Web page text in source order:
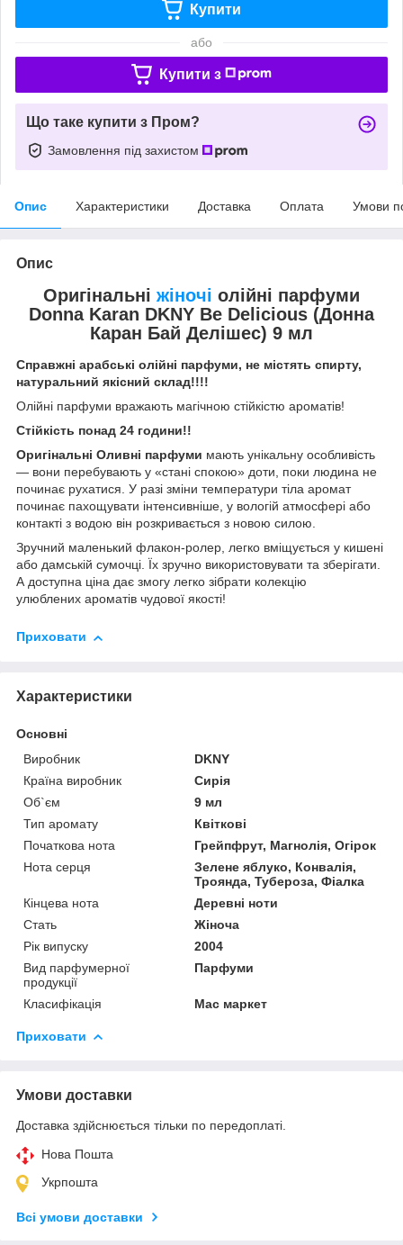
Купити
або
Купити з
Що таке купити з Пром?
Замовлення під захистом
Опис Характеристики Доставка Оплата Умови
Опис
Оригінальні жіночі олійні парфуми
Donna Karan DKNY Be Delicious (Донна
Каран Бай Делішес) 9 мл
Справжні арабські олійні парфуми, не містять спирту,
натуральний якісний склад!!!!
Олійні парфуми вражають магічною стійкістю ароматів!
Стійкість понад 24 години!!
Оригінальні Оливні парфуми мають унікальну особливість
— вони перебувають у «стані спокою» доти, поки людина не
починає рухатися. У разі зміни температури тіла аромат
починає пахощувати інтенсивніше, у вологій атмосфері або
контакті з водою він розкривається з новою силою.
Зручний маленький флакон-ролер, легко вміщується у кишені
або дамській сумочці. Їх зручно використовувати та зберігати.
А доступна ціна дає змогу легко зібрати колекцію
улюблених ароматів чудової якості!
Приховати
Характеристики
Основні
Виробник
DKNY
Країна виробник
Сирія
Об`єм
9 мл
Тип аромату
Квіткові
Початкова нота
Грейпфрут, Магнолія, Огірок
Нота серця
Зелене яблуко, Конвалія,
Троянда, Тубероза, Фіалка
Кінцева нота
Деревні ноти
Стать
Жіноча
Рік випуску
2004
Вид парфумерної
продукції
Парфуми
Класифікація Мас маркет
Приховати
Умови доставки
Доставка здійснюється тільки по передоплаті.
Нова Пошта
Укрпошта
Всі умови доставки